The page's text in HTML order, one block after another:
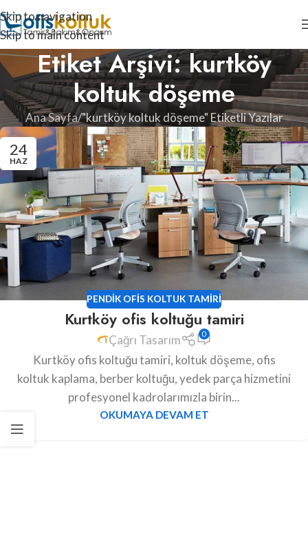
Skip to navigation
Skip to main content
Etiket Arşivi: kurtköy
koltuk döşeme
Ana Sayfa "kurtköy koltuk döşeme" Etiketli Yazılar
24
HAZ
PENDIK OFIS KOLTUK TAMIRI
Kurtköy ofis koltuğu tamiri
Çağrı Tasarım 0
Kurtköy ofis koltuğu tamiri, koltuk döşeme, ofis
koltuk kaplama, berber koltuğu, yedek parça hizmetini
profesyonel kadrolarımızla birin...
OKUMAYA DEVAM ET